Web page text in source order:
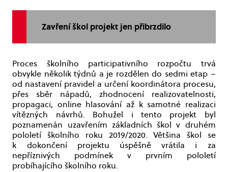
Zavření škol projekt jen přibrzdilo
Proces školního participativního rozpočtu trvá
obvykle několik týdnů a je rozdělen do sedmi etap –
od nastavení pravidel a určení koordinátora procesu,
přes sběr nápadů, zhodnocení realizovatelnosti,
propagaci, online hlasování až k samotné realizaci
vítězných návrhů. Bohužel i tento projekt byl
poznamenán uzavřením základních škol v druhém
pololetí školního roku 2019/2020. Většina škol se
k dokončení projektu úspěšně vrátila i za
nepříznivých podmínek v prvním pololetí
probíhajícího školního roku.